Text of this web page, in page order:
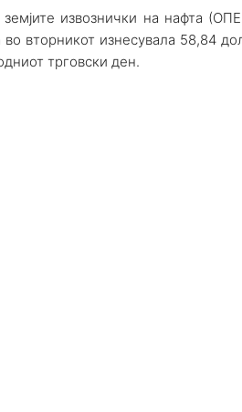
земјите извознички на нафта
во вторникот изнесувала 58,84
трговски ден.